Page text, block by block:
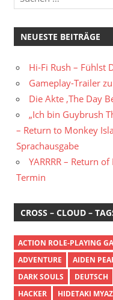
NEUESTE BEITRÄGE
Hi-Fi Rush – Fühlst
Gameplay-Trailer
Die Akte ‚The Day
„Ich bin Guybrush
– Return to Monkey
Sprachausgabe
YARRRR – Return
Termin
CROSS – CLOUD –
ACTION ROLE-PLAYING
ADVENTURE
AIDEN
DARK SOULS
DEUTSCH
HACKER
HIDETAKI